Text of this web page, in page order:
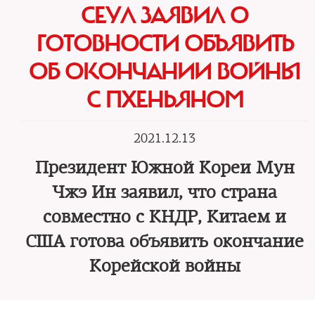
СЕУЛ ЗАЯВИЛ О
ГОТОВНОСТИ ОБЪЯВИТЬ
ОБ ОКОНЧАНИИ ВОЙНЫ
С ПХЕНЬЯНОМ
2021.12.13
Президент Южной Кореи Мун
Чжэ Ин заявил, что страна
совместно с КНДР, Китаем и
США готова объявить окончание
Корейской войны